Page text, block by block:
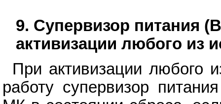
9. Супервизор питания
активизации любого из
При активизации любого
работу супервизор